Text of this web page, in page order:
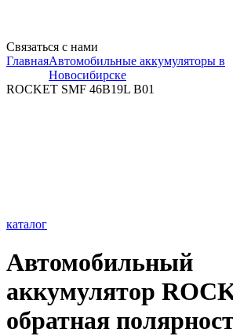
Связаться с нами
ГлавнаяАвтомобильные аккумуляторы в
Новосибирске
ROCKET SMF 46B19L B01
каталог
Автомобильный
аккумулятор
обратная